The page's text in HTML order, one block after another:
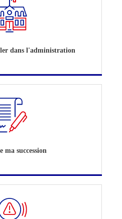
dans l'administration
ma succession